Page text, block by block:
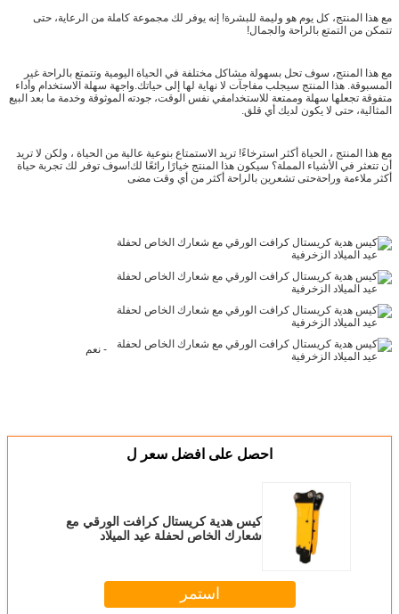
مع هذا المنتج، كل يوم هو وليمة للبشرة! إنه يوفر لك مجموعة كاملة من الرعاية، حتى
تتمكن من التمتع بالراحة والجمال!
مع هذا المنتج، سوف تحل بسهولة مشاكل مختلفة في الحياة اليومية وتتمتع بالراحة غير
المسبوقة. هذا المنتج سيجلب مفاجآت لا نهاية لها إلى حياتك.واجهة سهلة الاستخدام وأداء
متفوقة تجعلها سهلة وممتعة للاستخدامفي نفس الوقت، جودته الموثوقة وخدمة ما بعد البيع
المثالية، حتى لا يكون لديك أي قلق.
مع هذا المنتج ، الحياة أكثر استرخاءً! تريد الاستمتاع بنوعية عالية من الحياة ، ولكن لا تريد
أن تتعثر في الأشياء المملة؟ سيكون هذا المنتج خيارًا رائعًا لك!سوف توفر لك تجربة حياة
أكثر ملاءمة وراحةحتى تشعرين بالراحة أكثر من أي وقت مضى
- نعم
احصل على افضل سعر ل
كيس هدية كريستال كرافت الورقي مع
شعارك الخاص لحفلة عيد الميلاد
استمر